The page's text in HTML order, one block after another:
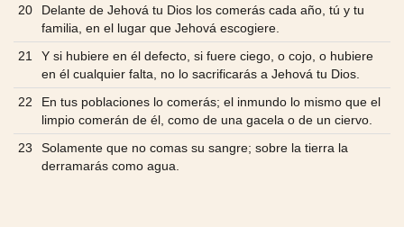
20
Delante de Jehová tu Dios los comerás cada año, tú y tu
familia, en el lugar que Jehová escogiere.
21
Y si hubiere en él defecto, si fuere ciego, o cojo, o hubiere
en él cualquier falta, no lo sacrificarás a Jehová tu Dios.
22
En tus poblaciones lo comerás; el inmundo lo mismo que el
limpio comerán de él, como de una gacela o de un ciervo.
23
Solamente que no comas su sangre; sobre la tierra la
derramarás como agua.